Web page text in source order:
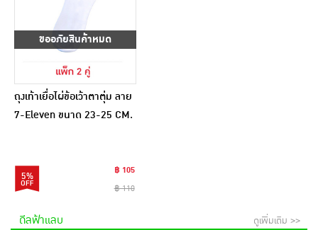
ขออภัยสินค้าหมด
ถุงเท้าเยื่อไผ่ข้อเว้าตาตุ่ม ลาย
7-Eleven ขนาด 23-25 CM.
5%
฿ 105
฿ 110
ดีลฟ้าแลบ ดูเพิ่มเติม >>